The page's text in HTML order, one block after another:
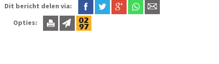
Dit bericht delen via:
Opties: